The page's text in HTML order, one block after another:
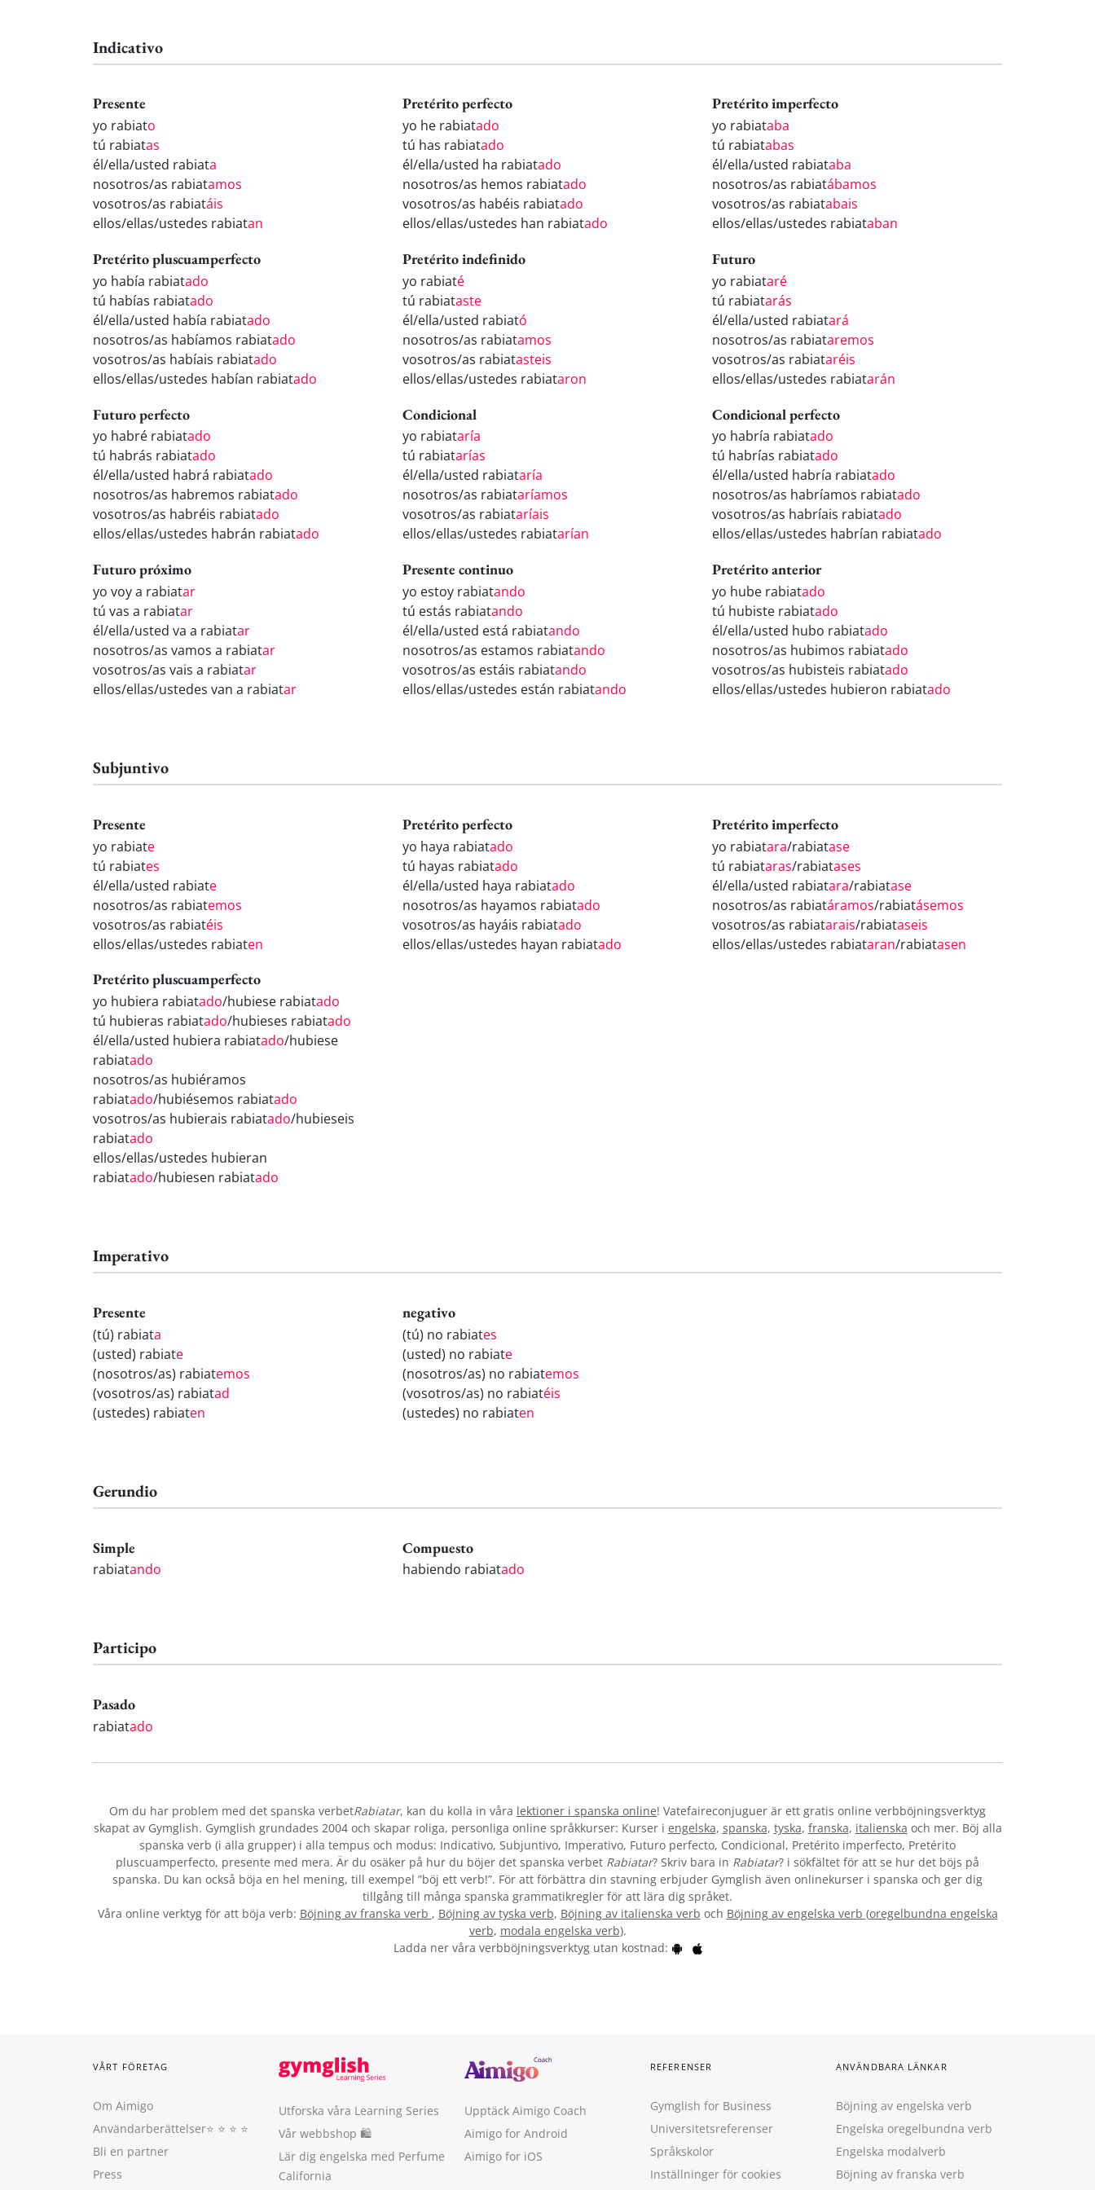
Indicativo
Presente
yo rabiato
tú rabiatas
él/ella/usted rabiata
nosotros/as rabiatamos
vosotros/as rabiatáis
ellos/ellas/ustedes rabiatan
Pretérito perfecto
yo he rabiatado
tú has rabiatado
él/ella/usted ha rabiatado
nosotros/as hemos rabiatado
vosotros/as habéis rabiatado
ellos/ellas/ustedes han rabiatado
Pretérito imperfecto
yo rabiataba
tú rabiatabas
él/ella/usted rabiataba
nosotros/as rabiatábamos
vosotros/as rabiatabais
ellos/ellas/ustedes rabiataban
Pretérito pluscuamperfecto
yo había rabiatado
tú habías rabiatado
él/ella/usted había rabiatado
nosotros/as habíamos rabiatado
vosotros/as habíais rabiatado
ellos/ellas/ustedes habían rabiatado
Pretérito indefinido
yo rabiaté
tú rabiataste
él/ella/usted rabiató
nosotros/as rabiatamos
vosotros/as rabiatasteis
ellos/ellas/ustedes rabiataron
Futuro
yo rabiataré
tú rabiatarás
él/ella/usted rabiatará
nosotros/as rabiataremos
vosotros/as rabiataréis
ellos/ellas/ustedes rabiatarán
Futuro perfecto
yo habré rabiatado
tú habrás rabiatado
él/ella/usted habrá rabiatado
nosotros/as habremos rabiatado
vosotros/as habréis rabiatado
ellos/ellas/ustedes habrán rabiatado
Condicional
yo rabiataría
tú rabiatarías
él/ella/usted rabiataría
nosotros/as rabiataríamos
vosotros/as rabiataríais
ellos/ellas/ustedes rabiatarían
Condicional perfecto
yo habría rabiatado
tú habrías rabiatado
él/ella/usted habría rabiatado
nosotros/as habríamos rabiatado
vosotros/as habríais rabiatado
ellos/ellas/ustedes habrían rabiatado
Futuro próximo
yo voy a rabiatar
tú vas a rabiatar
él/ella/usted va a rabiatar
nosotros/as vamos a rabiatar
vosotros/as vais a rabiatar
ellos/ellas/ustedes van a rabiatar
Presente continuo
yo estoy rabiatando
tú estás rabiatando
él/ella/usted está rabiatando
nosotros/as estamos rabiatando
vosotros/as estáis rabiatando
ellos/ellas/ustedes están rabiatando
Pretérito anterior
yo hube rabiatado
tú hubiste rabiatado
él/ella/usted hubo rabiatado
nosotros/as hubimos rabiatado
vosotros/as hubisteis rabiatado
ellos/ellas/ustedes hubieron rabiatado
Subjuntivo
Presente
yo rabiate
tú rabiates
él/ella/usted rabiate
nosotros/as rabiatemos
vosotros/as rabiatéis
ellos/ellas/ustedes rabiaten
Pretérito perfecto
yo haya rabiatado
tú hayas rabiatado
él/ella/usted haya rabiatado
nosotros/as hayamos rabiatado
vosotros/as hayáis rabiatado
ellos/ellas/ustedes hayan rabiatado
Pretérito imperfecto
yo rabiatara/rabiatase
tú rabiataras/rabiatases
él/ella/usted rabiatara/rabiatase
nosotros/as rabiatáramos/rabiatásemos
vosotros/as rabiatarais/rabiataseis
ellos/ellas/ustedes rabiataran/rabiatasen
Pretérito pluscuamperfecto
yo hubiera rabiatado/hubiese rabiatado
tú hubieras rabiatado/hubieses rabiatado
él/ella/usted hubiera rabiatado/hubiese
rabiatado
nosotros/as hubiéramos
rabiatado/hubiésemos rabiatado
vosotros/as hubierais rabiatado/hubieseis
rabiatado
ellos/ellas/ustedes hubieran
rabiatado/hubiesen rabiatado
Imperativo
Presente
(tú) rabiata
(usted) rabiate
(nosotros/as) rabiatemos
(vosotros/as) rabiatad
(ustedes) rabiaten
negativo
(tú) no rabiates
(usted) no rabiate
(nosotros/as) no rabiatemos
(vosotros/as) no rabiatéis
(ustedes) no rabiaten
Gerundio
Simple
rabiatando
Compuesto
habiendo rabiatado
Participo
Pasado
rabiatado
Om du har problem med det spanska verbetRabiatar, kan du kolla in våra lektioner i spanska online! Vatefaireconjuguer är ett gratis online verbböjningsverktyg
skapat av Gymglish. Gymglish grundades 2004 och skapar roliga, personliga online språkkurser: Kurser i engelska, spanska, tyska, franska, italienska och mer. Böj alla
spanska verb (i alla grupper) i alla tempus och modus: Indicativo, Subjuntivo, Imperativo, Futuro perfecto, Condicional, Pretérito imperfecto, Pretérito
pluscuamperfecto, presente med mera. Är du osäker på hur du böjer det spanska verbet Rabiatar? Skriv bara in Rabiatar? i sökfältet för att se hur det böjs på
spanska. Du kan också böja en hel mening, till exempel ”böj ett verb!”. För att förbättra din stavning erbjuder Gymglish även onlinekurser i spanska och ger dig
tillgång till många spanska grammatikregler för att lära dig språket.
Våra online verktyg för att böja verb: Böjning av franska verb , Böjning av tyska verb, Böjning av italienska verb och Böjning av engelska verb (oregelbundna engelska
verb, modala engelska verb).
Ladda ner våra verbböjningsverktyg utan kostnad:
VÅRT FÖRETAG
Om Aimigo
Användarberättelser⭐️ ⭐️ ⭐️ ⭐️
Bli en partner
Press
Utforska våra Learning Series
Vår webbshop 🛍
Lär dig engelska med Perfume
California
Upptäck Aimigo Coach
Aimigo for Android
Aimigo for iOS
REFERENSER
Gymglish for Business
Universitetsreferenser
Språkskolor
Inställninger för cookies
ANVÄNDBARA LÄNKAR
Böjning av engelska verb
Engelska oregelbundna verb
Engelska modalverb
Böjning av franska verb